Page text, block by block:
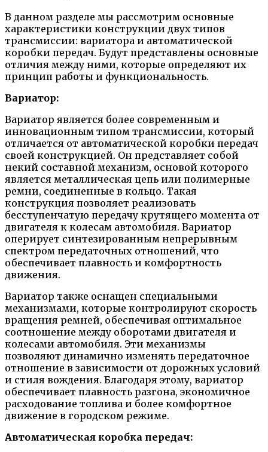
В данном разделе мы рассмотрим основные
характеристики конструкции двух типов
трансмиссии: вариатора и автоматической
коробки передач. Будут представлены основные
отличия между ними, которые определяют их
принцип работы и функциональность.
Вариатор:
Вариатор является более современным и
инновационным типом трансмиссии, который
отличается от автоматической коробки передач
своей конструкцией. Он представляет собой
некий составной механизм, основой которого
является металлическая цепь или полимерные
ремни, соединенные в кольцо. Такая
конструкция позволяет реализовать
бесступенчатую передачу крутящего момента от
двигателя к колесам автомобиля. Вариатор
оперирует синтезированным непрерывным
спектром передаточных отношений, что
обеспечивает плавность и комфортность
движения.
Вариатор также оснащен специальными
механизмами, которые контролируют скорость
вращения ремней, обеспечивая оптимальное
соотношение между оборотами двигателя и
колесами автомобиля. Эти механизмы
позволяют динамично изменять передаточное
отношение в зависимости от дорожных условий
и стиля вождения. Благодаря этому, вариатор
обеспечивает плавность разгона, экономичное
расходование топлива и более комфортное
движение в городском режиме.
Автоматическая коробка передач: